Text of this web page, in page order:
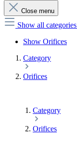
Close menu
Show all categories
Show Orifices
Category
Orifices
Category
Orifices